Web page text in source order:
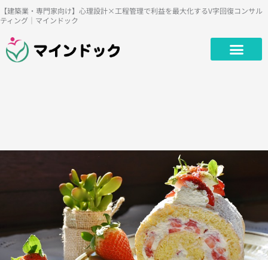
内
容
を
ス
【建築業・専門家向け】心理設計×工程管理で利益を最大化するV字回復コンサル
ティング｜マインドック